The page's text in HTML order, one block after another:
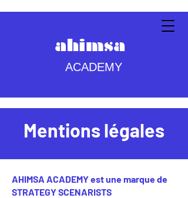
ahimsa
ACADEMY
Mentions légales
AHIMSA ACADEMY est une marque de
STRATEGY SCENARISTS